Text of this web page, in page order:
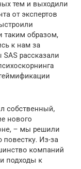
тем и выходили
от экспертов
образом,
к нам за
рассказали
собственный,
нового
– мы решили
повестку. Из-за
компаний
подходы к